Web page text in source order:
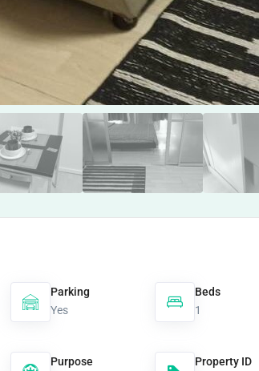
Parking
Yes
Beds
1
Purpose
Property ID